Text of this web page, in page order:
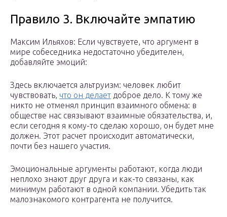
Правило 3. Включайте эмпатию
Максим Ильяхов: Если чувствуете, что аргумент в
мире собеседника недостаточно убедителен,
добавляйте эмоций:
Здесь включается альтруизм: человек любит
чувствовать, что он делает доброе дело. К тому же
никто не отменял принцип взаимного обмена: в
обществе нас связывают взаимные обязательства, и,
если сегодня я кому-то сделаю хорошо, он будет мне
должен. Этот расчет происходит автоматически,
почти без нашего участия.
Эмоциональные аргументы работают, когда люди
неплохо знают друг друга и как-то связаны, как
минимум работают в одной компании. Убедить так
малознакомого контрагента не получится.